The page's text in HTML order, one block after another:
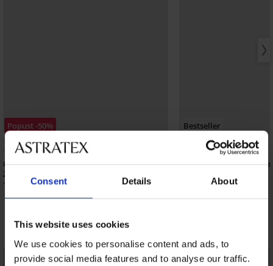
Consent Details About
This website uses cookies
We use cookies to personalise content and ads, to
provide social media features and to analyse our traffic.
Popust -50%
Grudnjak Soft Lace II podstavljeni bez
žica
18,50 €36,99 €
Bestseller
Grudnjak DIVA by IVA
Otkrijte slične komade